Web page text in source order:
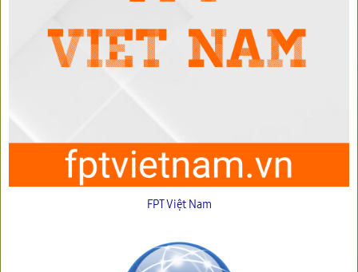
FPT Việt Nam